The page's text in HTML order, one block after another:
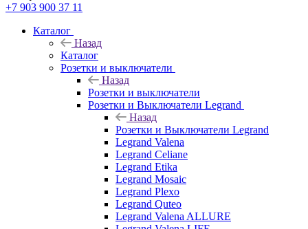
+7 903 900 37 11
Каталог
Назад
Каталог
Розетки и выключатели
Назад
Розетки и выключатели
Розетки и Выключатели Legrand
Назад
Розетки и Выключатели Legrand
Legrand Valena
Legrand Celiane
Legrand Etika
Legrand Mosaic
Legrand Plexo
Legrand Quteo
Legrand Valena ALLURE